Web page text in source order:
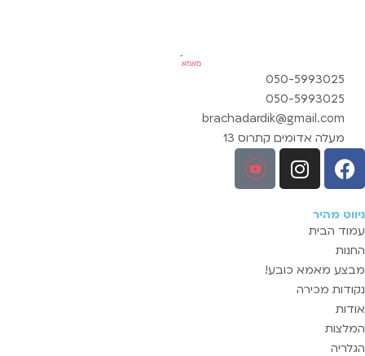
050-5993025
050-5993025
brachadardik@gmail.com
מעלה אדומים קתרוס 13
ניווט מהיר
עמוד הבית
החנות
מבצע מאמא כובע!
נקודות מכירה
אודות
המלצות
הגלריה